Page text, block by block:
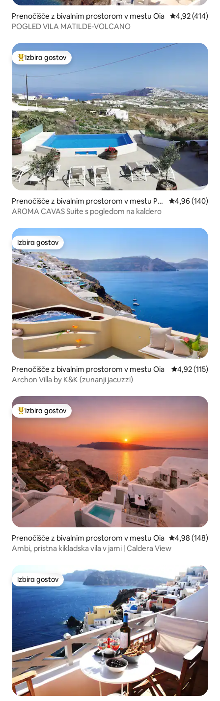
Prenočišče z bivalnim prostorom v mestu Oia Povprečna
4,92 (414)
POGLED VILA MATILDE-VOLCANO
Najbolj priljubljena prenočišča z značko »Izbira gostov«
Izbira gostov
Prenočišče z bivalnim prostorom v mestu Pyr
gos Kallistis
Povprečna
4,96 (140)
AROMA CAVAS Suite s pogledom na kaldero
Izbira gostov
Izbira gostov
Prenočišče z bivalnim prostorom v mestu Oia Povprečna
4,92 (115)
Archon Villa by K&K (zunanji jacuzzi)
Najbolj priljubljena prenočišča z značko »Izbira gostov«
Izbira gostov
Prenočišče z bivalnim prostorom v mestu Oia Povprečna
4,98 (148)
Ambi, pristna kikladska vila v jami | Caldera View
Izbira gostov
Izbira gostov